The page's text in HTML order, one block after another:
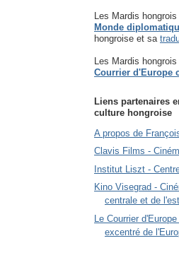
Les Mardis
Monde
hongroise et sa
Les Mardis
Courrier d'Europe
Liens partenaires
culture hongroise
A propos de
Clavis Films -
Institut Liszt -
Kino Visegrad -
centrale et de l'est
Le Courrier
excentré de